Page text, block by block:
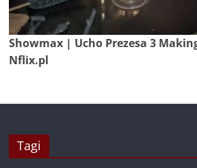
Showmax | Ucho Prezesa 3
Nflix.pl
Tagi